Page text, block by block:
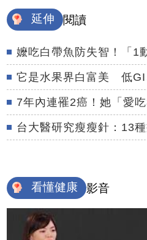
延伸 閱讀
嬤吃白帶魚防失智！「1
它是水果界白富美 低GI
7年內連罹2癌！她「愛
台大醫研究瘦瘦針：13
看懂健康 影音